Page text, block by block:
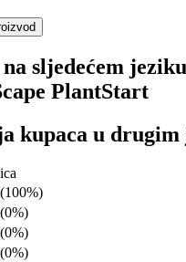
sljedećem
PlantStart
kupaca u
(100%)
(0%)
(0%)
(0%)